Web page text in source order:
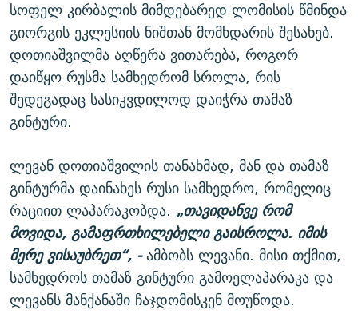
სოფელ კირბალის მიმდებარედ ლომისის წმინდა
გიორგის ეკლესიის ნიშთან მომხდარის შესახებ.
დოთიაშვილმა აღწერა ვითარება, როგორ
დაიწყო რუსმა სამხედრომ სროლა, რის
შედეგადაც სასიკვდილოდ დაიჭრა თამაზ
გინტური.
ლევან დოთიაშვილის თანახმად, მან და თამაზ
გინტურმა დაინახეს რუსი სამხედრო, რომელიც
რაციით ლაპარაკობდა. „თავიდანვე რომ
მოვიდა, გამაფრთხილებელი გაისროლა. იმის
მერე ვისაუბრეთ“, -ამბობს ლევანი. მისი თქმით,
სამხედროს თამაზ გინტური გამოელაპარაკა და
ლევანს მანქანაში ჩაჯდომისკენ მოუწოდა.